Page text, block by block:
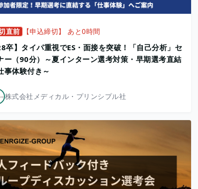
直前 【申込締切】 あと0時間
卒】タイパ重視でES・面接を突破！「自己分析」セ
ー（90分）～夏インターン選考対策・早期選考直結
事体験付き～
株式会社メディカル・プリンシプル社